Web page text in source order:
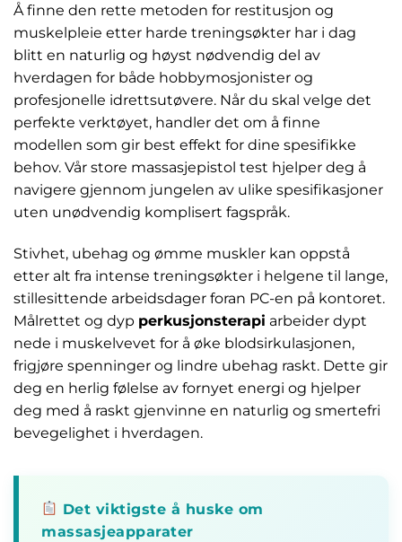
Å finne den rette metoden for restitusjon og
muskelpleie etter harde treningsøkter har i dag
blitt en naturlig og høyst nødvendig del av
hverdagen for både hobbymosjonister og
profesjonelle idrettsutøvere. Når du skal velge det
perfekte verktøyet, handler det om å finne
modellen som gir best effekt for dine spesifikke
behov. Vår store massasjepistol test hjelper deg å
navigere gjennom jungelen av ulike spesifikasjoner
uten unødvendig komplisert fagspråk.
Stivhet, ubehag og ømme muskler kan oppstå
etter alt fra intense treningsøkter i helgene til lange,
stillesittende arbeidsdager foran PC-en på kontoret.
Målrettet og dyp perkusjonsterapi arbeider dypt
nede i muskelvevet for å øke blodsirkulasjonen,
frigjøre spenninger og lindre ubehag raskt. Dette gir
deg en herlig følelse av fornyet energi og hjelper
deg med å raskt gjenvinne en naturlig og smertefri
bevegelighet i hverdagen.
Det viktigste å huske om
massasjeapparater